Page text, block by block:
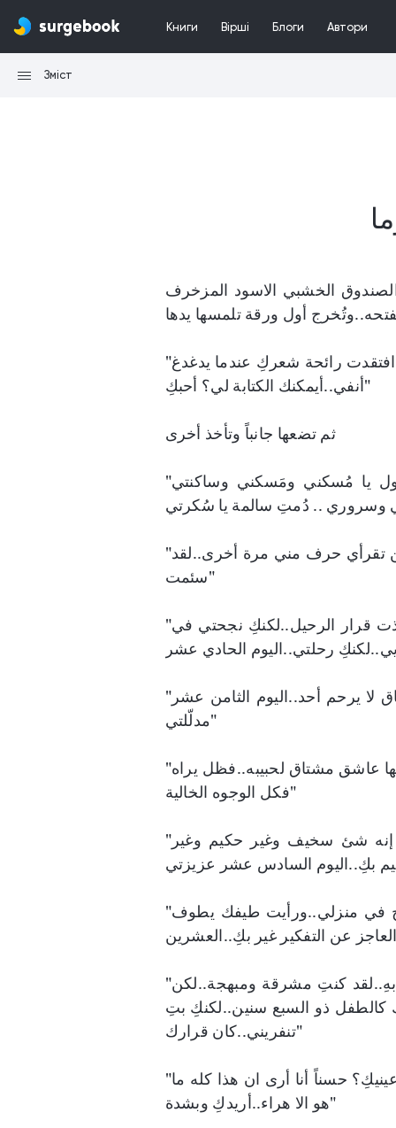
Книги Вірші Блоги Автори
Зміст
الخشبي الاسود المزخرف
أول ورقة تلمسها يدها
"عزيزتي، كيف حالك؟ إنه يومي الأول بعيداً عنكِ..افتقدتكِ..افتقدت رائحة شعركِ عندما يدغدغ
أنفي..أيمكنك الكتابة لي؟ أحبكِ"
ثم تضعها جانباً وتأخذ أخرى
"اليوم الخامس عزيزتي، قرأتُ بيت شعر ذكرني بكِ يقول يا مُسكني ومَسكني وساكنتي
"اليوم التاسع عشر اللعين..أتتلقين رسائلي؟ حسناً أقسم لن تقرأي حرف مني مرة أخرى..لقد
سئمت"
"لا أعلم ماذا نحن..أصدقاء؟ أم أكثر..أتعلمين..كنت قد اتخذت قرار الرحيل..لكنكِ نجحتي في
"إن كنت تريدين الحب..فتذكري هناك وحش يسمى الإشتياق لا يرحم أحد..اليوم الثامن عشر
مدلّلتي"
"اليوم السابع..حسناً أظن أن نظرية الأربعون شبيه قد اختلقها عاشق مشتاق لحبيبه..فظل يراه
فكل الوجوه الخالية"
"أليست إهانة لإلهة الحكمة أثينا ألا نقابل بعضنا البعض؟ إنه شئ سخيف وغير حكيم وغير
"أقسمتُ وجئتُ لكِ تائباً مستغفراً..لقد شممت عبقكِ يفوح في منزلي..ورأيت طيفك يطوف
"اليوم الثاني والعشرين..رأيتكُ في مقهانا، أول يوم رأيتكُ بهِ..لقد كنتِ مشرقة ومبهجة..لكن
ذو السبع سنين..لكنكِ بتِ
تنفريني..كان قرارك"
"هل أخبرتك أنه قد مضى ثلاثون يوماً لم أرى الشروق في عينيكِ؟ حسناً أنا أرى ان هذا كله ما
هو الا هراء..أريدكِ وبشدة"